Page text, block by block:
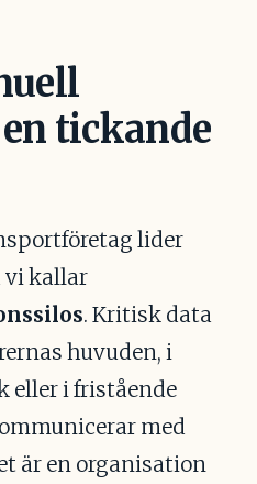
tickande
lider
vi kallar
. Kritisk data
huvuden, i
eller i fristående
med
är en organisation